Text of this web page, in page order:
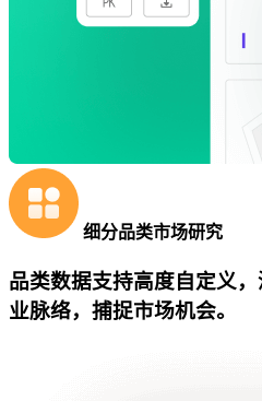
细分品类市场研究
品类数据支持高度自定义
业脉络，捕捉市场机会。